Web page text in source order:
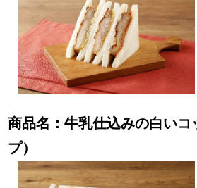
商品名：牛乳仕込みの白い
プ）